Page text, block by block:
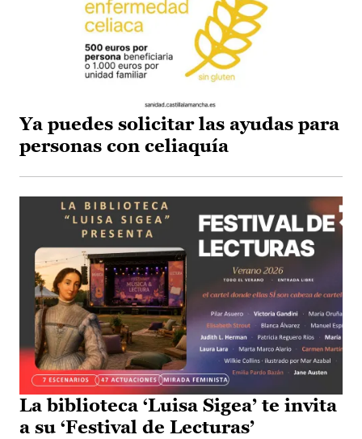
Ya puedes solicitar las ayudas para
personas con celiaquía
La biblioteca ‘Luisa Sigea’ te invita
a su ‘Festival de Lecturas’